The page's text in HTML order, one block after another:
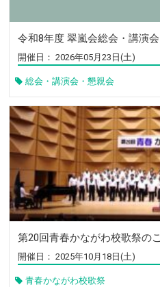
2026/03/09
【翠嵐会について
2026/03/09
【翠嵐会につい
【クラブだより（
春の集い」 開催
2026/01/26
横浜翠嵐OBOG
2025/12/13
【同期会情報（高
会のお知らせ
2025/12/04
【同期会情報（高
暦会」のお知らせ
【クラブだより（
で凱歌！
2025/12/02
【イベント】 田
慰霊訪問いたしま
令和8年度 翠嵐会総会・講演
開催日： 2026年05月23日(土)
総会・講演会・懇親会
第20回青春かながわ校歌祭の
開催日： 2025年10月18日(土)
青春かながわ校歌祭